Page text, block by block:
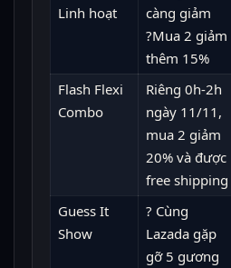
Linh hoạt
càng giảm
?Mua 2 giảm
thêm 15%
Flash Flexi
Combo
Riêng 0h-2h
ngày 11/11,
mua 2 giảm
20% và được
free shipping
Guess It
Show
? Cùng
Lazada gặp
gỡ 5 gương